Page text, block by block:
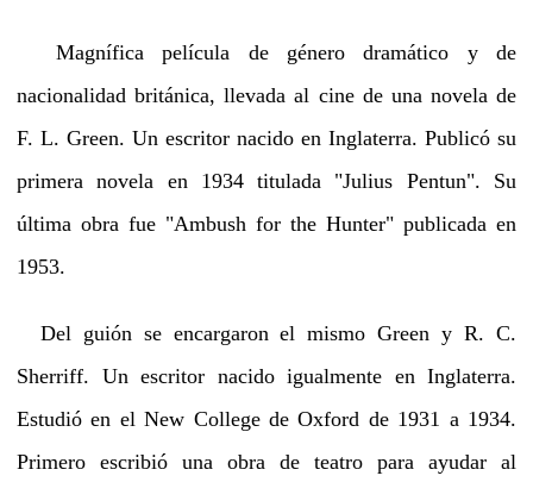
Magnífica película de género dramático y de
nacionalidad británica, llevada al cine de una novela de
F. L. Green. Un escritor nacido en Inglaterra. Publicó su
primera novela en 1934 titulada "Julius Pentun". Su
última obra fue "Ambush for the Hunter" publicada en
1953.
Del guión se encargaron el mismo Green y R. C.
Sherriff. Un escritor nacido igualmente en Inglaterra.
Estudió en el New College de Oxford de 1931 a 1934.
Primero escribió una obra de teatro para ayudar al